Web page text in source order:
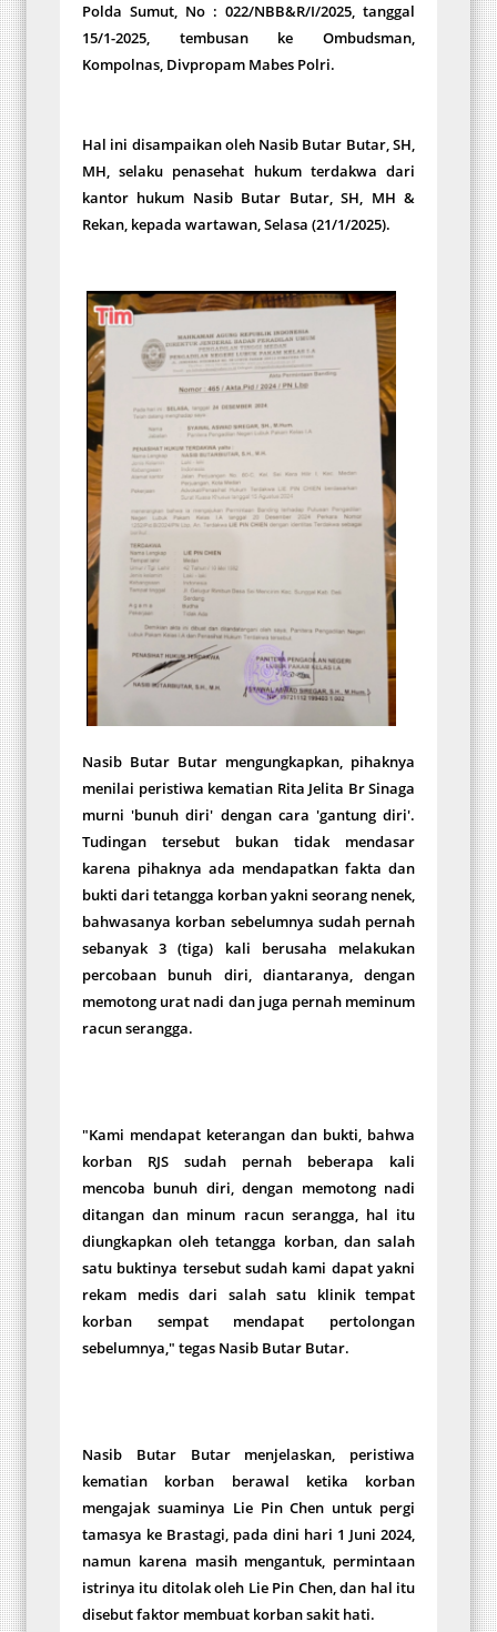
Polda Sumut, No : 022/NBB&R/I/2025, tanggal
15/1-2025, tembusan ke Ombudsman,
Kompolnas, Divpropam Mabes Polri.
Hal ini disampaikan oleh Nasib Butar Butar, SH,
MH, selaku penasehat hukum terdakwa dari
kantor hukum Nasib Butar Butar, SH, MH &
Rekan, kepada wartawan, Selasa (21/1/2025).
Nasib Butar Butar mengungkapkan, pihaknya
menilai peristiwa kematian Rita Jelita Br Sinaga
murni 'bunuh diri' dengan cara 'gantung diri'.
Tudingan tersebut bukan tidak mendasar
karena pihaknya ada mendapatkan fakta dan
bukti dari tetangga korban yakni seorang nenek,
bahwasanya korban sebelumnya sudah pernah
sebanyak 3 (tiga) kali berusaha melakukan
percobaan bunuh diri, diantaranya, dengan
memotong urat nadi dan juga pernah meminum
racun serangga.
"Kami mendapat keterangan dan bukti, bahwa
korban RJS sudah pernah beberapa kali
mencoba bunuh diri, dengan memotong nadi
ditangan dan minum racun serangga, hal itu
diungkapkan oleh tetangga korban, dan salah
satu buktinya tersebut sudah kami dapat yakni
rekam medis dari salah satu klinik tempat
korban sempat mendapat pertolongan
sebelumnya," tegas Nasib Butar Butar.
Nasib Butar Butar menjelaskan, peristiwa
kematian korban berawal ketika korban
mengajak suaminya Lie Pin Chen untuk pergi
tamasya ke Brastagi, pada dini hari 1 Juni 2024,
namun karena masih mengantuk, permintaan
istrinya itu ditolak oleh Lie Pin Chen, dan hal itu
disebut faktor membuat korban sakit hati.